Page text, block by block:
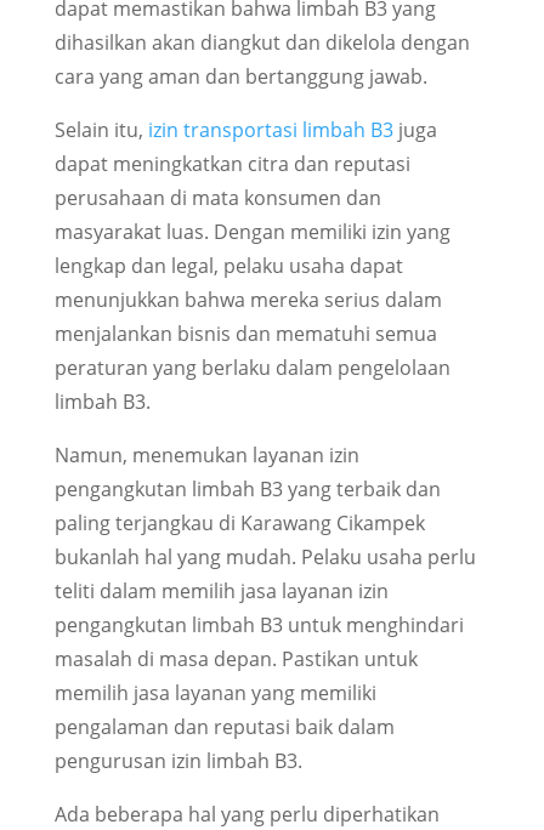
dapat memastikan bahwa limbah B3 yang
dihasilkan akan diangkut dan dikelola dengan
cara yang aman dan bertanggung jawab.
Selain itu, izin transportasi limbah B3juga
dapat meningkatkan citra dan reputasi
perusahaan di mata konsumen dan
masyarakat luas. Dengan memiliki izin yang
lengkap dan legal, pelaku usaha dapat
menunjukkan bahwa mereka serius dalam
menjalankan bisnis dan mematuhi semua
peraturan yang berlaku dalam pengelolaan
limbah B3.
Namun, menemukan layanan izin
pengangkutan limbah B3 yang terbaik dan
paling terjangkau di Karawang Cikampek
bukanlah hal yang mudah. Pelaku usaha perlu
teliti dalam memilih jasa layanan izin
pengangkutan limbah B3 untuk menghindari
masalah di masa depan. Pastikan untuk
memilih jasa layanan yang memiliki
pengalaman dan reputasi baik dalam
pengurusan izin limbah B3.
Ada beberapa hal yang perlu diperhatikan